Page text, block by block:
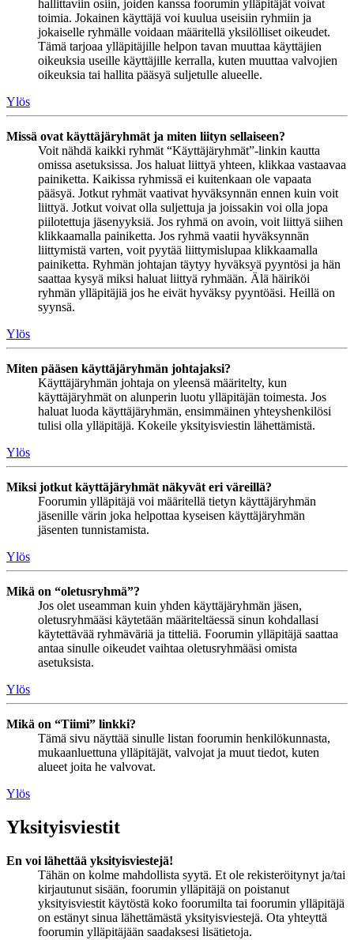
hallittaviin osiin, joiden kanssa foorumin ylläpitäjät voivat
toimia. Jokainen käyttäjä voi kuulua useisiin ryhmiin ja
jokaiselle ryhmälle voidaan määritellä yksilölliset oikeudet.
Tämä tarjoaa ylläpitäjille helpon tavan muuttaa käyttäjien
oikeuksia useille käyttäjille kerralla, kuten muuttaa valvojien
oikeuksia tai hallita pääsyä suljetulle alueelle.
Ylös
Missä ovat käyttäjäryhmät ja miten liityn sellaiseen?
Voit nähdä kaikki ryhmät “Käyttäjäryhmät”-linkin kautta
omissa asetuksissa. Jos haluat liittyä yhteen, klikkaa vastaavaa
painiketta. Kaikissa ryhmissä ei kuitenkaan ole vapaata
pääsyä. Jotkut ryhmät vaativat hyväksynnän ennen kuin voit
liittyä. Jotkut voivat olla suljettuja ja joissakin voi olla jopa
piilotettuja jäsenyyksiä. Jos ryhmä on avoin, voit liittyä siihen
klikkaamalla painiketta. Jos ryhmä vaatii hyväksynnän
liittymistä varten, voit pyytää liittymislupaa klikkaamalla
painiketta. Ryhmän johtajan täytyy hyväksyä pyyntösi ja hän
saattaa kysyä miksi haluat liittyä ryhmään. Älä häiriköi
ryhmän ylläpitäjiä jos he eivät hyväksy pyyntöäsi. Heillä on
syynsä.
Ylös
Miten pääsen käyttäjäryhmän johtajaksi?
Käyttäjäryhmän johtaja on yleensä määritelty, kun
käyttäjäryhmät on alunperin luotu ylläpitäjän toimesta. Jos
haluat luoda käyttäjäryhmän, ensimmäinen yhteyshenkilösi
tulisi olla ylläpitäjä. Kokeile yksityisviestin lähettämistä.
Ylös
Miksi jotkut käyttäjäryhmät näkyvät eri väreillä?
Foorumin ylläpitäjä voi määritellä tietyn käyttäjäryhmän
jäsenille värin joka helpottaa kyseisen käyttäjäryhmän
jäsenten tunnistamista.
Ylös
Mikä on “oletusryhmä”?
Jos olet useamman kuin yhden käyttäjäryhmän jäsen,
oletusryhmääsi käytetään määriteltäessä sinun kohdallasi
käytettävää ryhmäväriä ja titteliä. Foorumin ylläpitäjä saattaa
antaa sinulle oikeudet vaihtaa oletusryhmääsi omista
asetuksista.
Ylös
Mikä on “Tiimi” linkki?
Tämä sivu näyttää sinulle listan foorumin henkilökunnasta,
mukaanluettuna ylläpitäjät, valvojat ja muut tiedot, kuten
alueet joita he valvovat.
Ylös
Yksityisviestit
En voi lähettää yksityisviestejä!
Tähän on kolme mahdollista syytä. Et ole rekisteröitynyt ja/tai
kirjautunut sisään, foorumin ylläpitäjä on poistanut
yksityisviestit käytöstä koko foorumilta tai foorumin ylläpitäjä
on estänyt sinua lähettämästä yksityisviestejä. Ota yhteyttä
foorumin ylläpitäjään saadaksesi lisätietoja.